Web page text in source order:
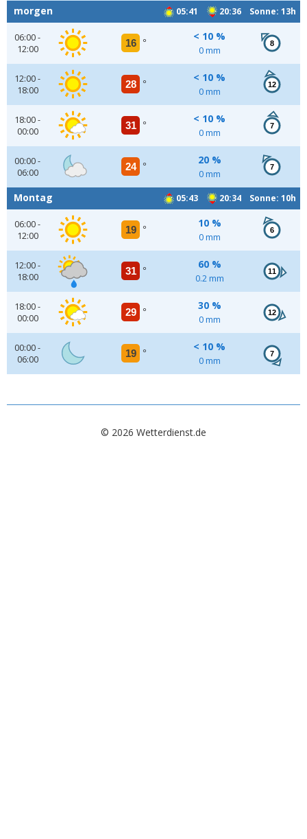
05:41 20:36 Sonne: 13h
morgen
06:00 -
12:00
16 °
< 10 %
0 mm
8
12:00 -
18:00
28 °
< 10 %
0 mm
12
18:00 -
00:00
31 °
< 10 %
0 mm
7
00:00 -
06:00
24 °
20 %
0 mm
7
05:43 20:34 Sonne: 10h
Montag
06:00 -
12:00
19 °
10 %
0 mm
6
12:00 -
18:00
31 °
60 %
0.2 mm
11
18:00 -
00:00
29 °
30 %
0 mm
12
00:00 -
06:00
19 °
< 10 %
0 mm
7
© 2026 Wetterdienst.de